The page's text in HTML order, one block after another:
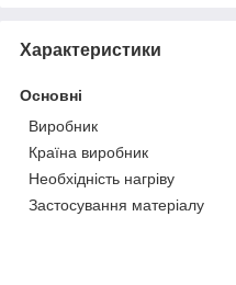
Характеристики
Основні
Виробник
Країна виробник
Необхідність нагріву
Застосування матеріалу